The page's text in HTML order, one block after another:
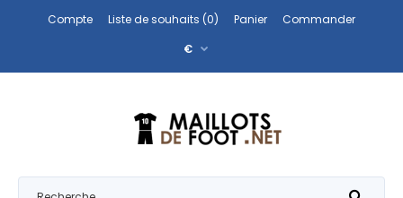
Compte Liste de souhaits (0) Panier
Commander
€